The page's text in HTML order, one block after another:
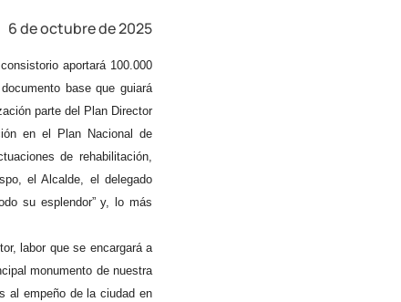
6 de octubre de 2025
aportará 100.000
base que guiará
parte del Plan Director
en el Plan Nacional de
de rehabilitación,
el Alcalde, el delegado
su esplendor” y, lo más
labor que se encargará a
monumento de nuestra
al empeño de la ciudad en